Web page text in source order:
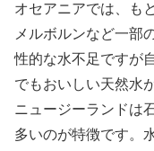
オセアニアでは、も
メルボルンなど一部
性的な水不足ですが
でもおいしい天然水
ニュージーランドは
多いのが特徴です。